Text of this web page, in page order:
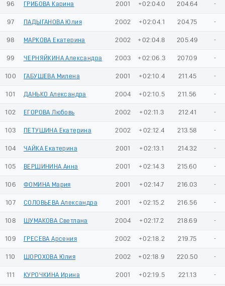
96 ГРИБОВА Карина 2001 +02:04.0 204.64 -
97 ПАДЫГАНОВА Юлия 2002 +02:04.1 204.75 -
98 МАРКОВА Екатерина 2002 +02:04.8 205.49 -
99 ЧЕРНЯЙКИНА Александра 2003 +02:06.3 207.09 -
100 ГАБУШЕВА Милена 2001 +02:10.4 211.45 -
101 ДАНЬКО Александра 2004 +02:10.5 211.56 -
102 ЕГОРОВА Любовь 2002 +02:11.3 212.41 -
103 ПЕТУШИНА Екатерина 2002 +02:12.4 213.58 -
104 ЧАЙКА Екатерина 2001 +02:13.1 214.32 -
105 ВЕРШИНИНА Анна 2001 +02:14.3 215.60 -
106 ФОМИНА Мария 2001 +02:14.7 216.03 -
107 СОЛОВЬЕВА Александра 2001 +02:15.2 216.56 -
108 ШУМАКОВА Светлана 2004 +02:17.2 218.69 -
109 ГРЕСЕВА Арсения 2002 +02:18.2 219.75 -
110 ШОРОХОВА Юлия 2002 +02:18.9 220.50 -
111 КУРОЧКИНА Ирина 2001 +02:19.5 221.13 -